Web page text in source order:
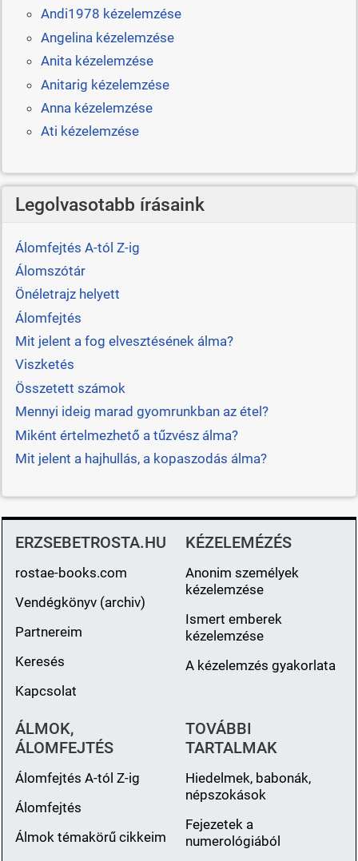
Andi1978 kézelemzése
Angelina kézelemzése
Anita kézelemzése
Anitarig kézelemzése
Anna kézelemzése
Ati kézelemzése
Legolvasotabb írásaink
Álomfejtés A-tól Z-ig
Álomszótár
Önéletrajz helyett
Álomfejtés
Mit jelent a fog elvesztésének álma?
Viszketés
Összetett számok
Mennyi ideig marad gyomrunkban az étel?
Miként értelmezhető a tűzvész álma?
Mit jelent a hajhullás, a kopaszodás álma?
ERZSEBETROSTA.HU
rostae-books.com
Vendégkönyv (archiv)
Partnereim
Keresés
Kapcsolat
KÉZELEMÉZÉS
Anonim személyek
kézelemzése
Ismert emberek
kézelemzése
A kézelemzés gyakorlata
ÁLMOK,
ÁLOMFEJTÉS
Álomfejtés A-tól Z-ig
Álomfejtés
Álmok témakörű cikkeim
TOVÁBBI
TARTALMAK
Hiedelmek, babonák,
népszokások
Fejezetek a
numerológiából